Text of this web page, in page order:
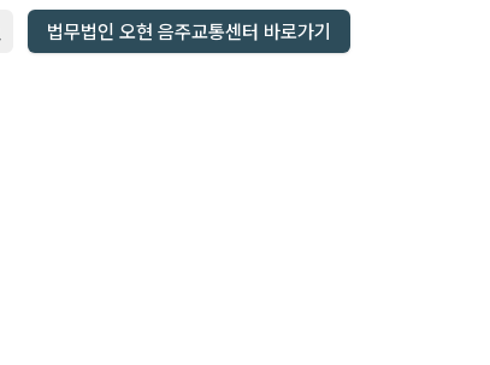
법무법인 오현 음주교통센터 바로가기